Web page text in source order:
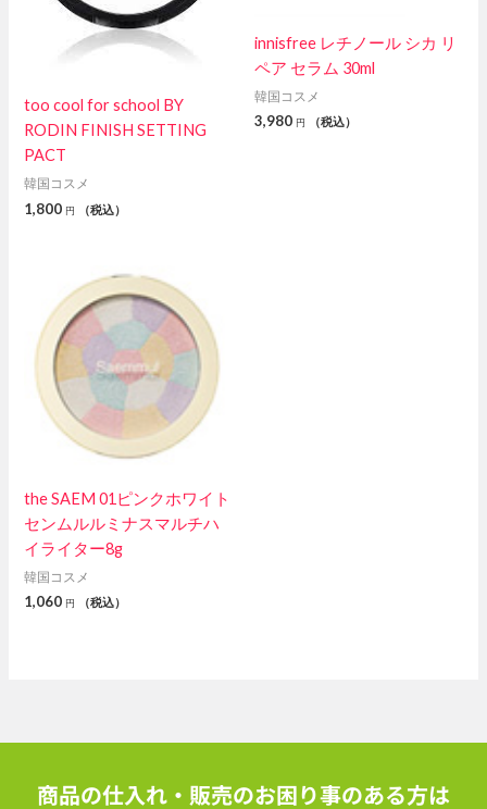
too cool for school BY
RODIN FINISH SETTING
PACT
韓国コスメ
1,800 円 （税込）
innisfree レチノール シカ リ
ペア セラム 30ml
韓国コスメ
3,980 円 （税込）
the SAEM 01ピンクホワイト
センムルルミナスマルチハ
イライター8g
韓国コスメ
1,060 円 （税込）
商品の仕入れ・販売のお困り事のある方は